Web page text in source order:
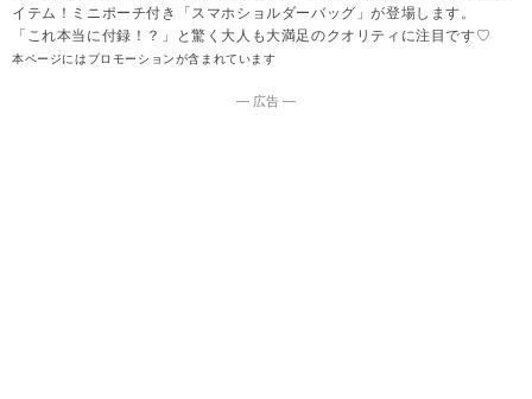
イテム！ミニポーチ付き「スマホショルダーバッグ」が登場します。
「これ本当に付録！？」と驚く大人も大満足のクオリティに注目です♡
本ページにはプロモーションが含まれています
― 広告 ―